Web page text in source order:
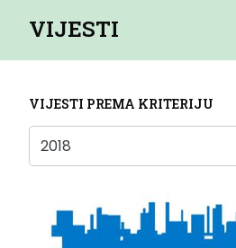
VIJESTI
VIJESTI PREMA KRITERIJU